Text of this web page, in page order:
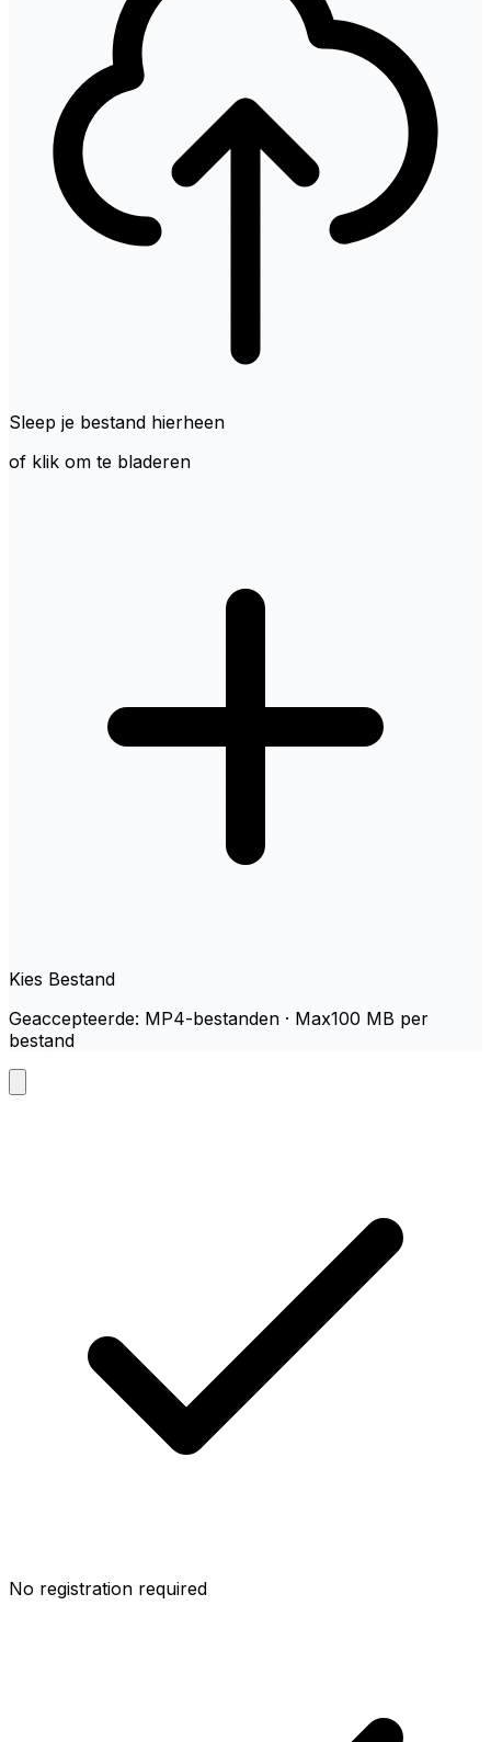
Sleep je bestand hierheen
of klik om te bladeren
Kies Bestand
Geaccepteerde: MP4-bestanden · Max100 MB per
bestand
No registration required